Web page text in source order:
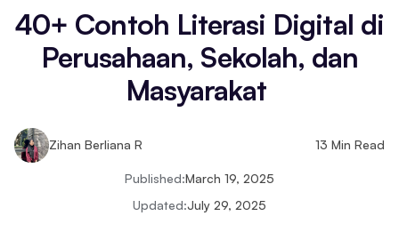
40+ Contoh Literasi Digital di
Perusahaan, Sekolah, dan
Masyarakat
Zihan Berliana R 13 Min Read
Published:March 19, 2025
Updated:July 29, 2025